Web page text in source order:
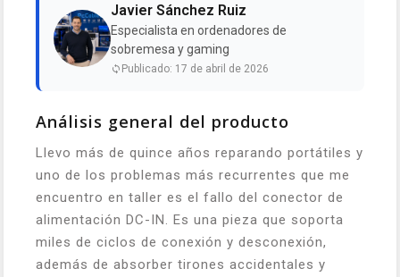
Javier Sánchez Ruiz
Especialista en ordenadores de
sobremesa y gaming
Publicado: 17 de abril de 2026
Análisis general del producto
Llevo más de quince años reparando portátiles y
uno de los problemas más recurrentes que me
encuentro en taller es el fallo del conector de
alimentación DC-IN. Es una pieza que soporta
miles de ciclos de conexión y desconexión,
además de absorber tirones accidentales y